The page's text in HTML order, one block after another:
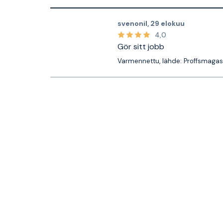
svenonil, 29 elokuu
4,0
Gör sitt jobb
Varmennettu, lähde: